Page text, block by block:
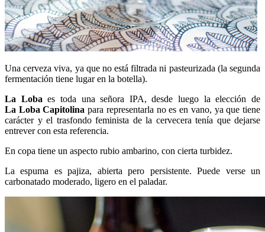
Una cerveza viva, ya que no está filtrada ni pasteurizada (la segunda
fermentación tiene lugar en la botella).
La Lobaes toda una señora IPA, desde luego la elección de
La Loba Capitolina para representarla no es en vano, ya que tiene
carácter y el trasfondo feminista de la cervecera tenía que dejarse
entrever con esta referencia.
En copa tiene un aspecto rubio ambarino, con cierta turbidez.
La espuma es pajiza, abierta pero persistente. Puede verse un
carbonatado moderado, ligero en el paladar.